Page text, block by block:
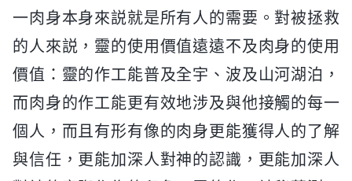
一肉身本身來説就是所有人的需要。對被拯救
的人來説，靈的使用價值遠遠不及肉身的使用
價值：靈的作工能普及全宇、波及山河湖泊，
而肉身的作工能更有效地涉及與他接觸的每一
個人，而且有形有像的肉身更能獲得人的了解
與信任，更能加深人對神的認識，更能加深人